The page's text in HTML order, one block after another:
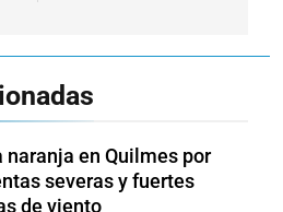
naranja en Quilmes por
severas y fuertes
de viento